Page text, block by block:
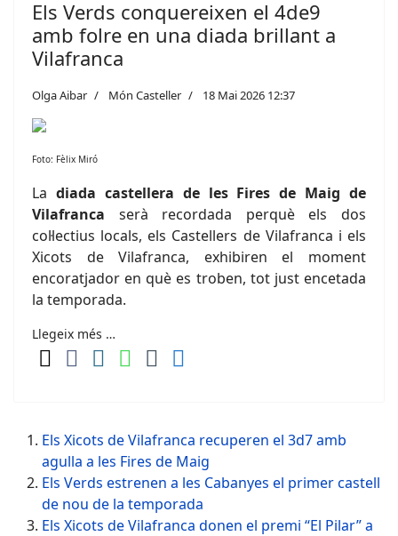
Els Verds conquereixen el 4de9
amb folre en una diada brillant a
Vilafranca
Olga Aibar Món Casteller 18 Mai 2026 12:37
Foto: Fèlix Miró
La diada castellera de les Fires de Maig de
Vilafranca serà recordada perquè els dos
col·lectius locals, els Castellers de Vilafranca i els
Xicots de Vilafranca, exhibiren el moment
encoratjador en què es troben, tot just encetada
la temporada.
Llegeix més …
Els Xicots de Vilafranca recuperen el 3d7 amb
agulla a les Fires de Maig
Els Verds estrenen a les Cabanyes el primer castell
de nou de la temporada
Els Xicots de Vilafranca donen el premi “El Pilar” a